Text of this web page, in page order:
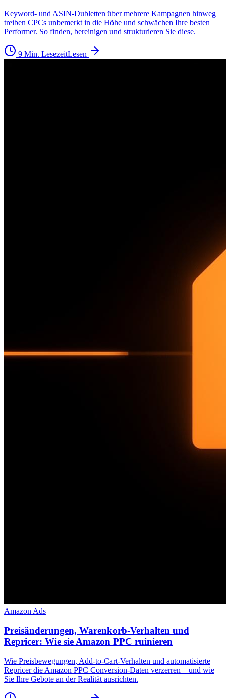
Keyword- und ASIN-Dubletten über mehrere Kampagnen hinweg
treiben CPCs unbemerkt in die Höhe und schwächen Ihre besten
Performer. So finden, bereinigen und strukturieren Sie diese.
9 Min. LesezeitLesen
Amazon Ads
Preisänderungen, Warenkorb-Verhalten und
Repricer: Wie sie Amazon PPC ruinieren
Wie Preisbewegungen, Add-to-Cart-Verhalten und automatisierte
Repricer die Amazon PPC Conversion-Daten verzerren – und wie
Sie Ihre Gebote an der Realität ausrichten.